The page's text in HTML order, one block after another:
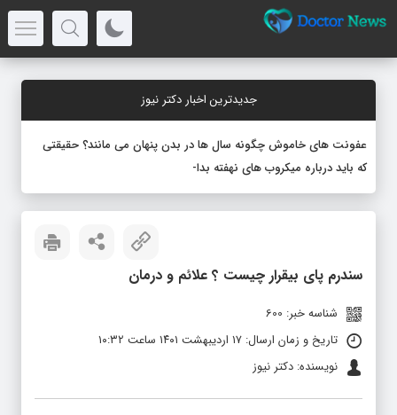
جدیدترین اخبار دکتر نیوز
عفونت های خاموش چگونه سال ها در بدن پنهان می مانند؟ حقیقتی
که باید درباره میکروب های نهفته بدانید
سندرم پای بیقرار چیست ؟ علائم و درمان
شناسه خبر: 600
تاریخ و زمان ارسال: ۱۷ اردیبهشت ۱۴۰۱ ساعت ۱۰:۳۲
نویسنده: دکتر نیوز